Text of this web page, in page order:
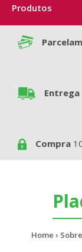
Produtos
Entrega
Compra
Home